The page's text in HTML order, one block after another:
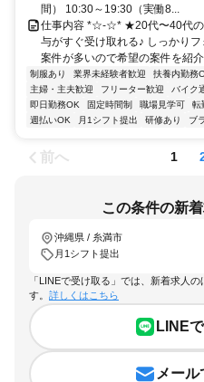
間） 10:30～19:30（実働8...
仕事内容 *☆-☆* ★20代〜40代の
与がすぐ受け取れる♪ しっかり
案件が多いので希望の案件を紹
制服あり 業界未経験者歓迎 扶養内勤務
主婦・主夫歓迎
フリーター歓迎 バイク
即日勤務OK
固定時間制 職場見学可 転
週払いOK
月1シフト提出 研修あり ブ
前へ 1
この条件の新
沖縄県 / 糸満市
月1シフト提出
「LINEで受け取る」では、新着求人
す。 詳しくはこちら
LINE
メー